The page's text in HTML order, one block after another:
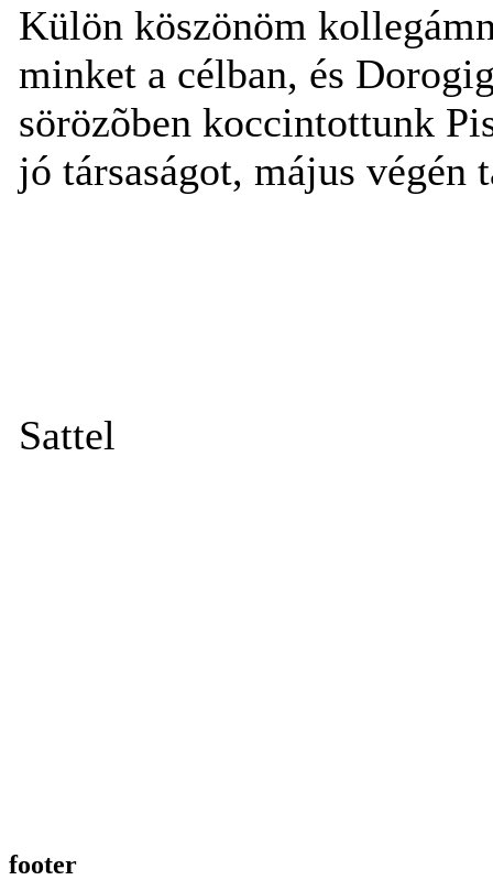
Külön köszönöm
minket a célban, és
sörözõben koccintottunk
jó társaságot, május végén
Sattel
footer